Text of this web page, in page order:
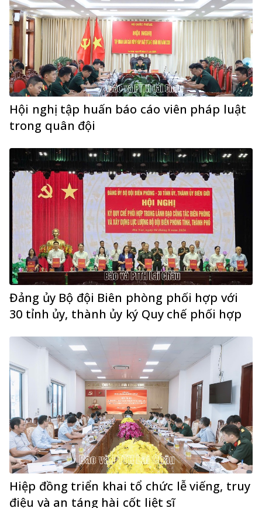
Hội nghị tập huấn báo cáo viên pháp luật
trong quân đội
Đảng ủy Bộ đội Biên phòng phối hợp với
30 tỉnh ủy, thành ủy ký Quy chế phối hợp
Hiệp đồng triển khai tổ chức lễ viếng, truy
điệu và an táng hài cốt liệt sĩ